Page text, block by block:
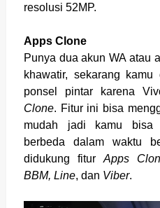
resolusi 52MP.
Apps Clone
Punya dua akun WA atau
khawatir, sekarang
ponsel pintar karena
Clone. Fitur ini bisa
mudah jadi kamu bisa
berbeda dalam waktu
didukung fitur Apps
BBM, Line, dan Viber.